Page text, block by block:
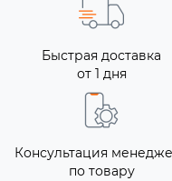
Быстрая доставка
от 1 дня
Консультация
по товару